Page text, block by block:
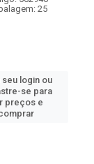
25
seu login ou
se para
preços e